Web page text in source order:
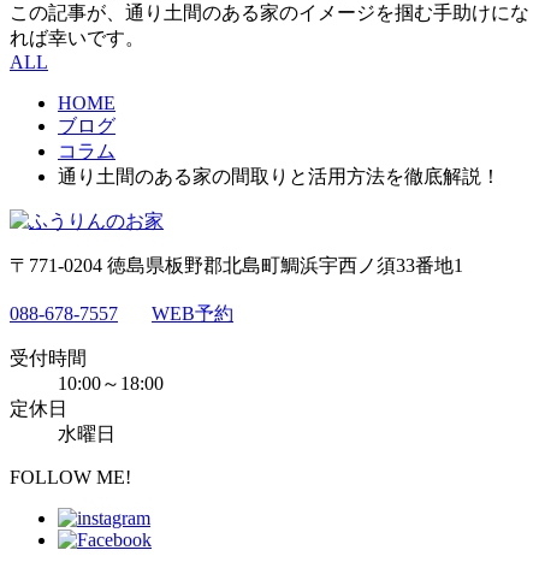
この記事が、通り土間のある家のイメージを掴む手助けにな
れば幸いです。
ALL
HOME
ブログ
コラム
通り土間のある家の間取りと活用方法を徹底解説！
〒771-0204 徳島県板野郡北島町鯛浜宇西ノ須33番地1
088-678-7557 WEB予約
受付時間
10:00～18:00
定休日
水曜日
FOLLOW ME!